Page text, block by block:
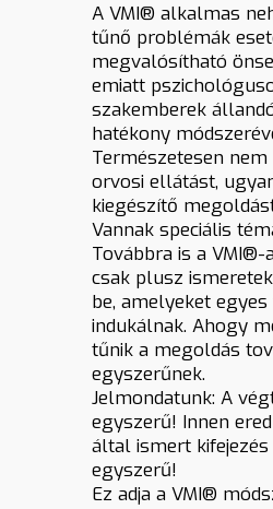
A VMI® alkalmas
tűnő problémák
megvalósítható
emiatt
szakemberek
hatékony
Természetesen
orvosi ellátást,
kiegészítő
Vannak speciális
Továbbra is a
csak plusz
be, amelyeket
indukálnak. Ahogy
tűnik a megoldás
egyszerűnek.
Jelmondatunk: A
egyszerű! Innen
által ismert
egyszerű!
Ez adja a VMI®